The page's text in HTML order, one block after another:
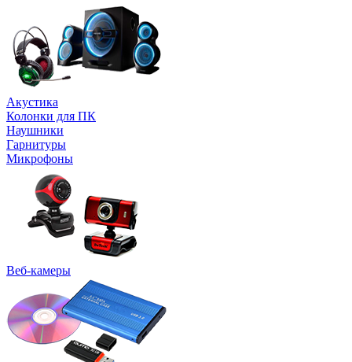
Акустика
Колонки для ПК
Наушники
Гарнитуры
Микрофоны
Веб-камеры